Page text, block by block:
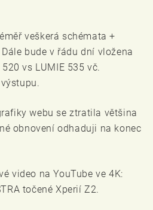
veškerá schémata +
Dále bude v řádu dní vložena
520 vs LUMIE 535 vč.
webu se ztratila většina
obnovení odhaduji na konec
video na YouTube ve 4K:
točené Xperií Z2.